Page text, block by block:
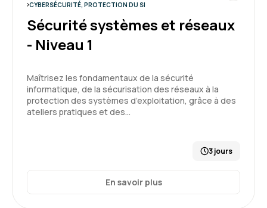
Formation : Se mettre en conformité avec le RGPD
CYBERSÉCURITÉ, PROTECTION DU SI
Sécurité systèmes et réseaux
- Niveau 1
Maîtrisez les fondamentaux de la sécurité
informatique, de la sécurisation des réseaux à la
protection des systèmes d’exploitation, grâce à des
ateliers pratiques et des…
3 jours
En savoir plus